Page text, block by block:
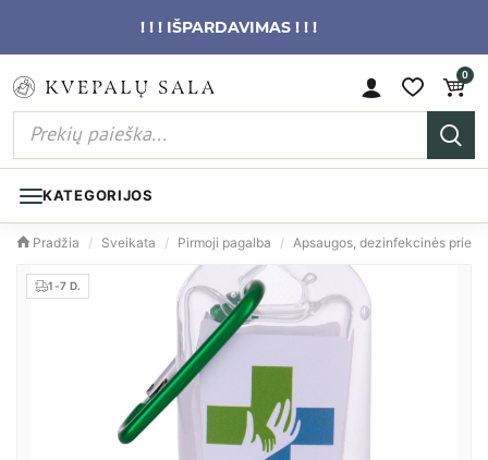
! ! ! IŠPARDAVIMAS ! ! !
0
KATEGORIJOS
Pradžia / Sveikata / Pirmoji pagalba / Apsaugos, dezinfekcinės
1-7 D.